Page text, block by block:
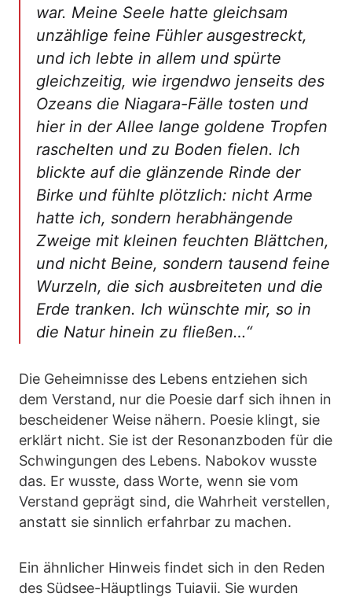
war. Meine Seele hatte gleichsam
unzählige feine Fühler ausgestreckt,
und ich lebte in allem und spürte
gleichzeitig, wie irgendwo jenseits des
Ozeans die Niagara-Fälle tosten und
hier in der Allee lange goldene Tropfen
raschelten und zu Boden fielen. Ich
blickte auf die glänzende Rinde der
Birke und fühlte plötzlich: nicht Arme
hatte ich, sondern herabhängende
Zweige mit kleinen feuchten Blättchen,
und nicht Beine, sondern tausend feine
Wurzeln, die sich ausbreiteten und die
Erde tranken. Ich wünschte mir, so in
die Natur hinein zu fließen…“
Die Geheimnisse des Lebens entziehen sich
dem Verstand, nur die Poesie darf sich ihnen in
bescheidener Weise nähern. Poesie klingt, sie
erklärt nicht. Sie ist der Resonanzboden für die
Schwingungen des Lebens. Nabokov wusste
das. Er wusste, dass Worte, wenn sie vom
Verstand geprägt sind, die Wahrheit verstellen,
anstatt sie sinnlich erfahrbar zu machen.
Ein ähnlicher Hinweis findet sich in den Reden
des Südsee-Häuptlings Tuiavii. Sie wurden